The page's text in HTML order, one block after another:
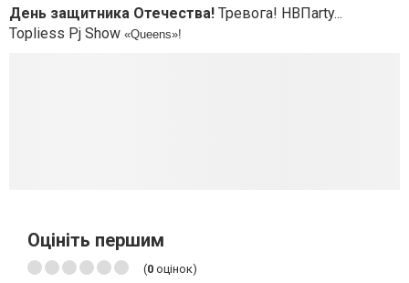
День защитника Отечества! Тревога! НВПarty...
Topliess Pj Show «Queens»!
Оцініть першим
(0 оцінок)